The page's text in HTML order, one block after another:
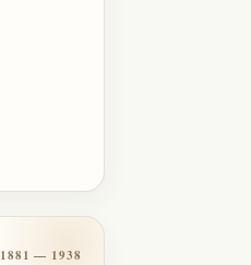
1881 — 1938